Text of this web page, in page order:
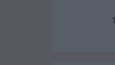
1